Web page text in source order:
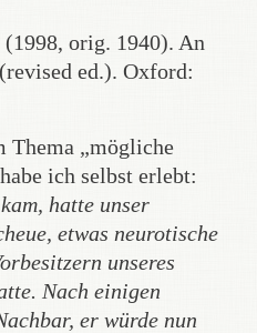
orig. 1940). An
ed.). Oxford:
Thema „mögliche
ich selbst erlebt:
hatte unser
etwas neurotische
unseres
Nach einigen
er würde nun